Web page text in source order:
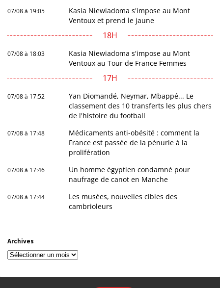
07/08 à 19:05
Kasia Niewiadoma s'impose au Mont
Ventoux et prend le jaune
18H
07/08 à 18:03
Kasia Niewiadoma s'impose au Mont
Ventoux au Tour de France Femmes
17H
07/08 à 17:52
Yan Diomandé, Neymar, Mbappé... Le
classement des 10 transferts les plus chers
de l'histoire du football
07/08 à 17:48
Médicaments anti-obésité : comment la
France est passée de la pénurie à la
prolifération
07/08 à 17:46
Un homme égyptien condamné pour
naufrage de canot en Manche
07/08 à 17:44
Les musées, nouvelles cibles des
cambrioleurs
Archives
Archives